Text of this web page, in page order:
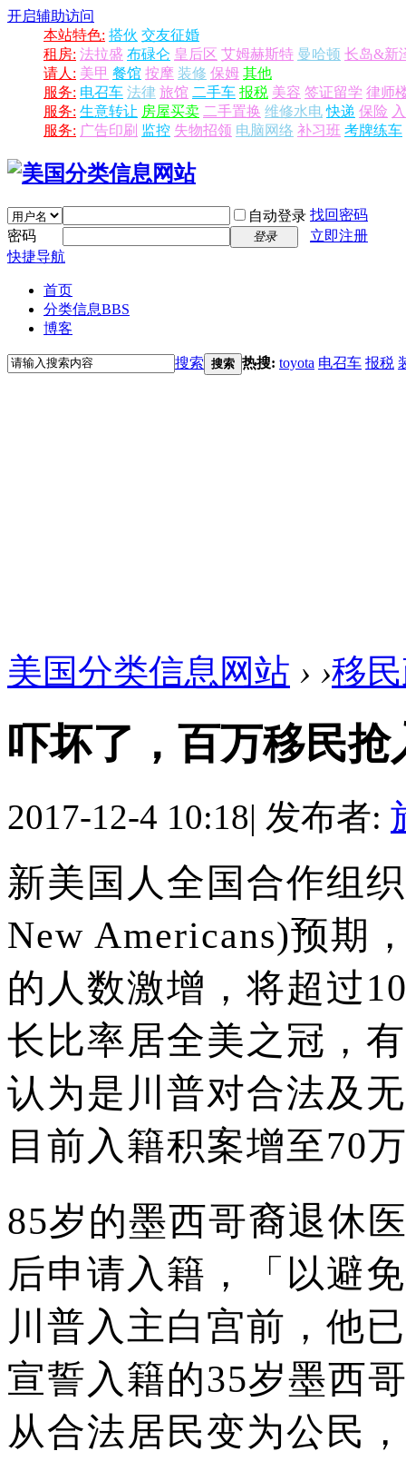
开启辅助访问
本站特色: 搭伙 交友征婚
租房: 法拉盛 布碌仑 皇后区 艾姆赫斯特 曼哈顿 长岛&新
请人: 美甲 餐馆 按摩 装修 保姆 其他
服务: 电召车 法律 旅馆 二手车 报税 美容 签证留学 律师
服务: 生意转让 房屋买卖 二手置换 维修水电 快递 保险
服务: 广告印刷 监控 失物招领 电脑网络 补习班 考牌练车
自动登录 找回密码
密码
登录
立即注册
快捷导航
首页
分类信息BBS
博客
搜索 搜索 热搜: toyota 电召车 报税
美国分类信息网站 › ›移
吓坏了，百万移民抢
2017-12-4 10:18| 发布者:
新美国人全国合作组
New Americans)预期
的人数激增，将超过
长比率居全美之冠，
认为是川普对合法及
目前入籍积案增至70
85岁的墨西哥裔退休
后申请入籍，「以避
川普入主白宫前，他
宣誓入籍的35岁墨西
从合法居民变为公民